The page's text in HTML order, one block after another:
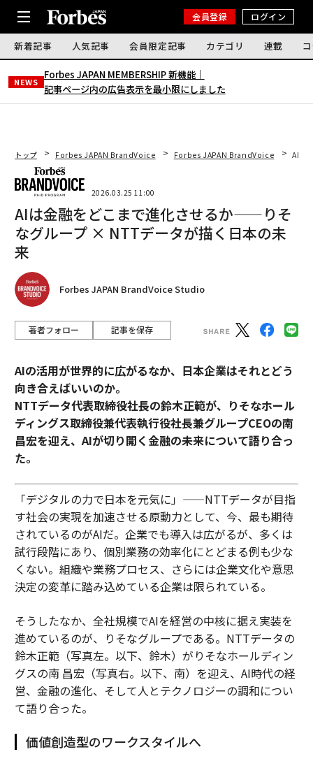
会員登録 ログイン
新着記事 人気記事 会員限定記事 カテゴリ 連載
NEWS
Forbes JAPAN MEMBERSHIP 新機能｜
記事ページ内の広告表示を最小限にしました
トップ Forbes JAPAN BrandVoice Forbes JAPAN BrandVoice AIは
2026.03.25 11:00
AIは金融をどこまで進化させるか——りそ
なグループ × NTTデータが描く日本の未
来
Forbes JAPAN BrandVoice Studio
著者フォロー 記事を保存
AIの活用が世界的に広がるなか、日本企業はそれとどう
向き合えばいいのか。
NTTデータ代表取締役社長の鈴木正範が、りそなホール
ディングス取締役兼代表執行役社長兼グループCEOの南
昌宏を迎え、AIが切り開く金融の未来について語り合っ
た。
「デジタルの力で日本を元気に」——NTTデータが目指
す社会の実現を加速させる原動力として、今、最も期待
されているのがAIだ。企業でも導入は広がるが、多くは
試行段階にあり、個別業務の効率化にとどまる例も少な
くない。組織や業務プロセス、さらには企業文化や意思
決定の変革に踏み込めている企業は限られている。
そうしたなか、全社規模でAIを経営の中核に据え実装を
進めているのが、りそなグループである。NTTデータの
鈴木正範（写真左。以下、鈴木）がりそなホールディン
グスの南 昌宏（写真右。以下、南）を迎え、AI時代の経
営、金融の進化、そして人とテクノロジーの調和につい
て語り合った。
価値創造型のワークスタイルへ